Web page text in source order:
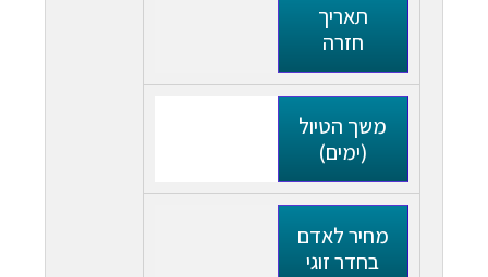
תאריך
חזרה
משך הטיול
(ימים)
מחיר לאדם
בחדר זוגי